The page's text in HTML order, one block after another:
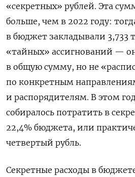
«секретных» рублей. Эта
больше, чем в 2022 году:
в бюджет закладывали 3,733
«тайных» ассигнований —
в общую сумму, но не
по конкретным
и распорядителям. В этом
собиралось потратить в
22,4% бюджета, или
четвертый рубль.
Секретные расходы в